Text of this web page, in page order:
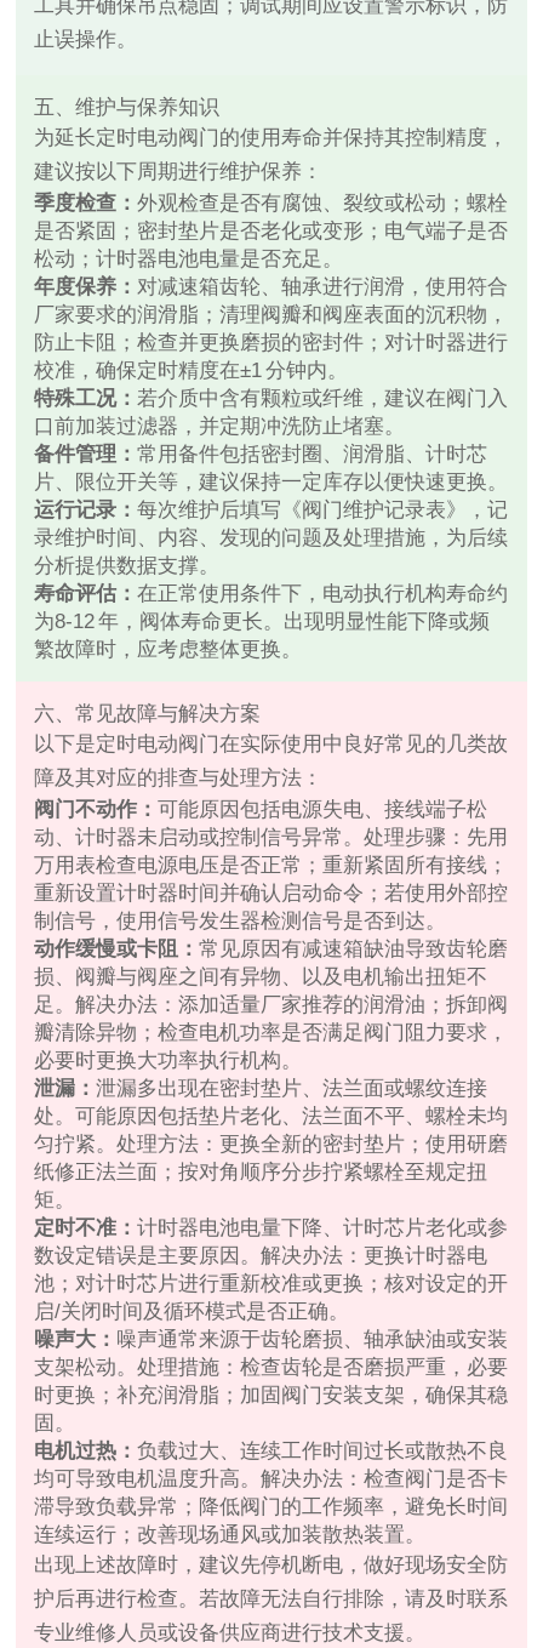
工具并确保吊点稳固；调试期间应设置警示标识，防
止误操作。
五、维护与保养知识
为延长定时电动阀门的使用寿命并保持其控制精度，
建议按以下周期进行维护保养：
季度检查：外观检查是否有腐蚀、裂纹或松动；螺栓
是否紧固；密封垫片是否老化或变形；电气端子是否
松动；计时器电池电量是否充足。
年度保养：对减速箱齿轮、轴承进行润滑，使用符合
厂家要求的润滑脂；清理阀瓣和阀座表面的沉积物，
防止卡阻；检查并更换磨损的密封件；对计时器进行
校准，确保定时精度在±1 分钟内。
特殊工况：若介质中含有颗粒或纤维，建议在阀门入
口前加装过滤器，并定期冲洗防止堵塞。
备件管理：常用备件包括密封圈、润滑脂、计时芯
片、限位开关等，建议保持一定库存以便快速更换。
运行记录：每次维护后填写《阀门维护记录表》，记
录维护时间、内容、发现的问题及处理措施，为后续
分析提供数据支撑。
寿命评估：在正常使用条件下，电动执行机构寿命约
为8‑12 年，阀体寿命更长。出现明显性能下降或频
繁故障时，应考虑整体更换。
六、常见故障与解决方案
以下是定时电动阀门在实际使用中良好常见的几类故
障及其对应的排查与处理方法：
阀门不动作： 可能原因包括电源失电、接线端子松
动、计时器未启动或控制信号异常。处理步骤：先用
万用表检查电源电压是否正常；重新紧固所有接线；
重新设置计时器时间并确认启动命令；若使用外部控
制信号，使用信号发生器检测信号是否到达。
动作缓慢或卡阻：常见原因有减速箱缺油导致齿轮磨
损、阀瓣与阀座之间有异物、以及电机输出扭矩不
足。解决办法：添加适量厂家推荐的润滑油；拆卸阀
瓣清除异物；检查电机功率是否满足阀门阻力要求，
必要时更换大功率执行机构。
泄漏：泄漏多出现在密封垫片、法兰面或螺纹连接
处。可能原因包括垫片老化、法兰面不平、螺栓未均
匀拧紧。处理方法：更换全新的密封垫片；使用研磨
纸修正法兰面；按对角顺序分步拧紧螺栓至规定扭
矩。
定时不准：计时器电池电量下降、计时芯片老化或参
数设定错误是主要原因。解决办法：更换计时器电
池；对计时芯片进行重新校准或更换；核对设定的开
启/关闭时间及循环模式是否正确。
噪声大： 噪声通常来源于齿轮磨损、轴承缺油或安装
支架松动。处理措施：检查齿轮是否磨损严重，必要
时更换；补充润滑脂；加固阀门安装支架，确保其稳
固。
电机过热：负载过大、连续工作时间过长或散热不良
均可导致电机温度升高。解决办法：检查阀门是否卡
滞导致负载异常；降低阀门的工作频率，避免长时间
连续运行；改善现场通风或加装散热装置。
出现上述故障时，建议先停机断电，做好现场安全防
护后再进行检查。若故障无法自行排除，请及时联系
专业维修人员或设备供应商进行技术支援。